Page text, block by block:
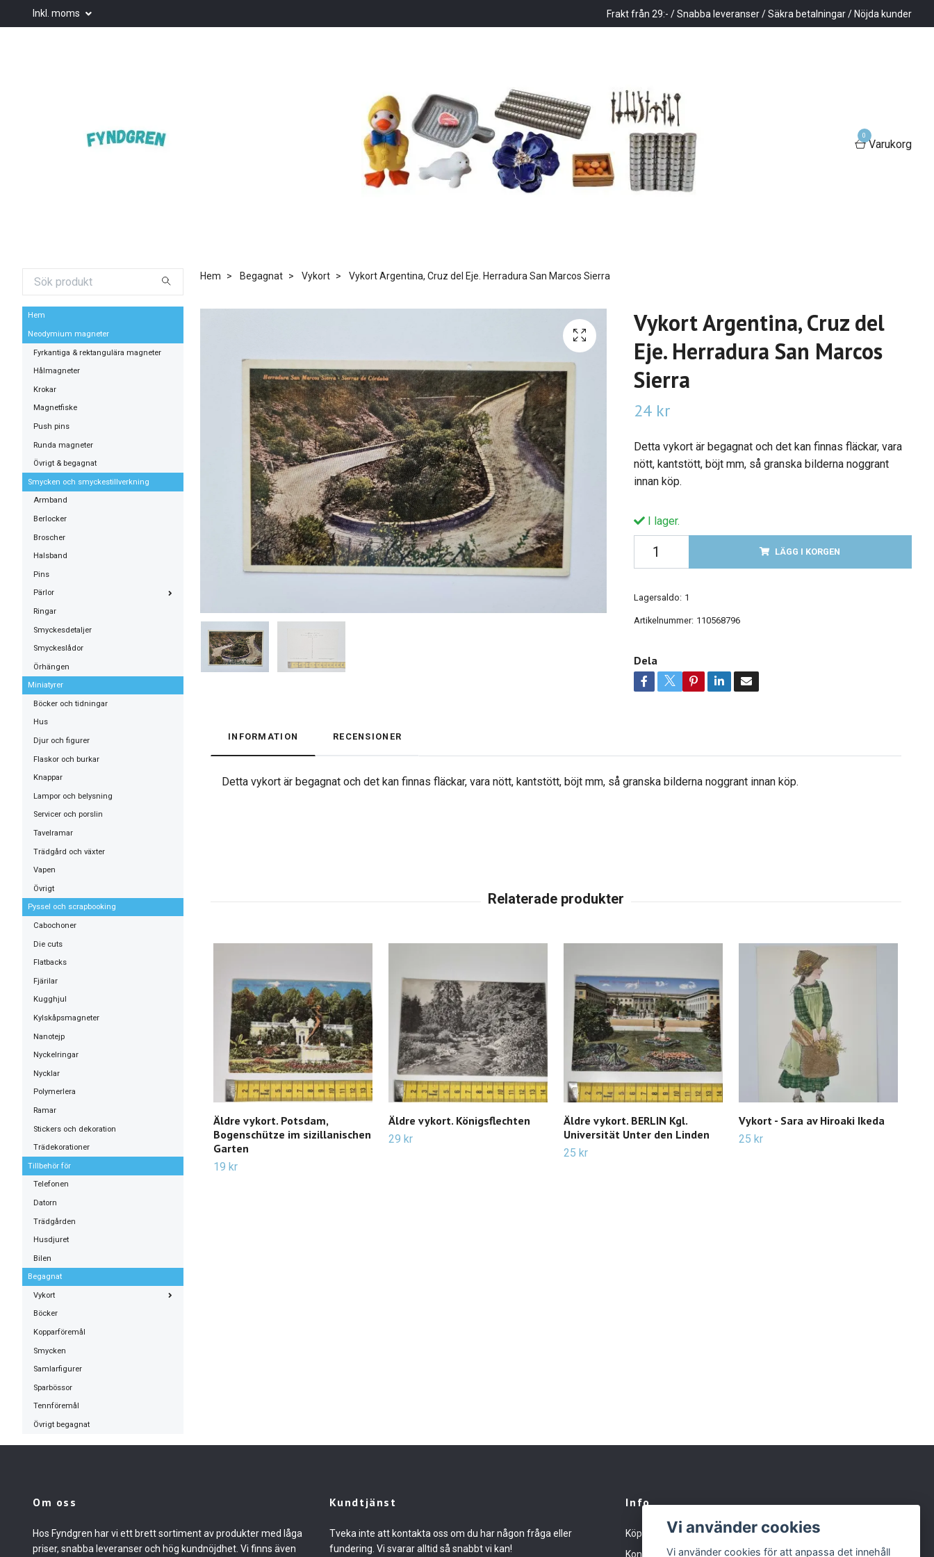
Inkl. moms Frakt från 29:- / Snabba leveranser / Säkra betalningar / Nöjda kunder
0
Varukorg
Hem
Neodymium magneter
Fyrkantiga & rektangulära magneter
Hålmagneter
Krokar
Magnetfiske
Push pins
Runda magneter
Övrigt & begagnat
Smycken och smyckestillverkning
Armband
Berlocker
Broscher
Halsband
Pins
Pärlor
Ringar
Smyckesdetaljer
Smyckeslådor
Örhängen
Miniatyrer
Böcker och tidningar
Hus
Djur och figurer
Flaskor och burkar
Knappar
Lampor och belysning
Servicer och porslin
Tavelramar
Trädgård och växter
Vapen
Övrigt
Pyssel och scrapbooking
Cabochoner
Die cuts
Flatbacks
Fjärilar
Kugghjul
Kylskåpsmagneter
Nanotejp
Nyckelringar
Nycklar
Polymerlera
Ramar
Stickers och dekoration
Trädekorationer
Tillbehör för
Telefonen
Datorn
Trädgården
Husdjuret
Bilen
Begagnat
Vykort
Böcker
Kopparföremål
Smycken
Samlarfigurer
Sparbössor
Tennföremål
Övrigt begagnat
Hem Begagnat Vykort Vykort Argentina, Cruz del Eje. Herradura San Marcos Sierra
Vykort Argentina, Cruz del
Eje. Herradura San Marcos
Sierra
24 kr
Detta vykort är begagnat och det kan finnas fläckar, vara
nött, kantstött, böjt mm, så granska bilderna noggrant
innan köp.
I lager.
LÄGG I KORGEN
Lagersaldo: 1
Artikelnummer: 110568796
Dela
INFORMATION RECENSIONER
Detta vykort är begagnat och det kan finnas fläckar, vara nött, kantstött, böjt mm, så granska bilderna noggrant innan köp.
Äldre vykort. Potsdam,
Bogenschütze im sizillanischen
Garten
19 kr
Äldre vykort. Königsflechten
29 kr
Äldre vykort. BERLIN Kgl.
Universität Unter den Linden
25 kr
Vykort - Sara av Hiroaki Ikeda
25 kr
Om oss
Hos Fyndgren har vi ett brett sortiment av produkter med låga
priser, snabba leveranser och hög kundnöjdhet. Vi finns även
Kundtjänst
Tveka inte att kontakta oss om du har någon fråga eller
fundering. Vi svarar alltid så snabbt vi kan!
Info
Köpvillkor
Kontakt
Vi använder cookies
Vi använder cookies för att anpassa det innehåll